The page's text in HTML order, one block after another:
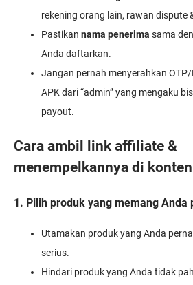
rekening orang lain, rawan dispute
Pastikan nama penerima sama
Anda daftarkan.
Jangan pernah menyerahkan
APK dari “admin” yang mengaku
payout.
Cara ambil link affiliate &
menempelkannya di konten
1. Pilih produk yang memang Anda
Utamakan produk yang Anda
serius.
Hindari produk yang Anda tidak